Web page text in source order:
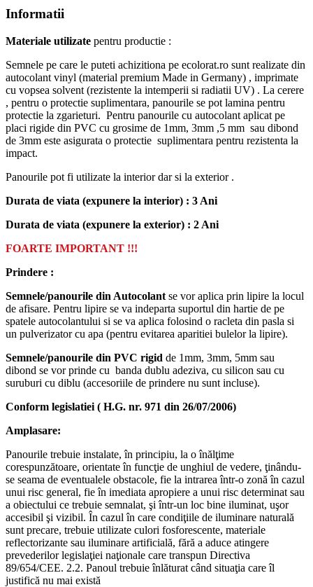
Informatii
Materiale utilizate pentru productie :
Semnele pe care le puteti achizitiona pe ecolorat.ro sunt realizate din
autocolant vinyl (material premium Made in Germany) , imprimate
cu vopsea solvent (rezistente la intemperii si radiatii UV) . La cerere
, pentru o protectie suplimentara, panourile se pot lamina pentru
protectie la zgarieturi. Pentru panourile cu autocolant aplicat pe
placi rigide din PVC cu grosime de 1mm, 3mm ,5 mm sau dibond
de 3mm este asigurata o protectie suplimentara pentru rezistenta la
impact.
Panourile pot fi utilizate la interior dar si la exterior .
Durata de viata (expunere la interior) : 3 Ani
Durata de viata (expunere la exterior) : 2 Ani
FOARTE IMPORTANT !!!
Prindere :
Semnele/panourile din Autocolant se vor aplica prin lipire la locul
de afisare. Pentru lipire se va indeparta suportul din hartie de pe
spatele autocolantului si se va aplica folosind o racleta din pasla si
un pulverizator cu apa (pentru evitarea aparitiei bulelor la lipire).
Semnele/panourile din PVC rigid de 1mm, 3mm, 5mm sau
dibond se vor prinde cu banda dublu adeziva, cu silicon sau cu
suruburi cu diblu (accesoriile de prindere nu sunt incluse).
Conform legislatiei ( H.G. nr. 971 din 26/07/2006)
Amplasare:
Panourile trebuie instalate, în principiu, la o înălţime
corespunzătoare, orientate în funcţie de unghiul de vedere, ţinându-
se seama de eventualele obstacole, fie la intrarea într-o zonă în cazul
unui risc general, fie în imediata apropiere a unui risc determinat sau
a obiectului ce trebuie semnalat, şi într-un loc bine iluminat, uşor
accesibil şi vizibil. În cazul în care condiţiile de iluminare naturală
sunt precare, trebuie utilizate culori fosforescente, materiale
reflectorizante sau iluminare artificială, fără a aduce atingere
prevederilor legislaţiei naţionale care transpun Directiva
89/654/CEE. 2.2. Panoul trebuie înlăturat când situaţia care îl
justifică nu mai există